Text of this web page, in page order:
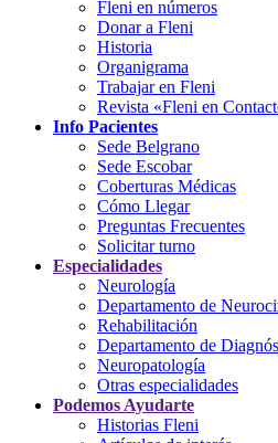
Fleni en números
Donar a Fleni
Historia
Organigrama
Trabajar en Fleni
Revista «Fleni en
Info Pacientes
Sede Belgrano
Sede Escobar
Coberturas Médicas
Cómo Llegar
Preguntas Frecuentes
Solicitar turno
Especialidades
Neurología
Departamento de
Rehabilitación
Departamento de
Neuropatología
Otras especialidades
Podemos Ayudarte
Historias Fleni